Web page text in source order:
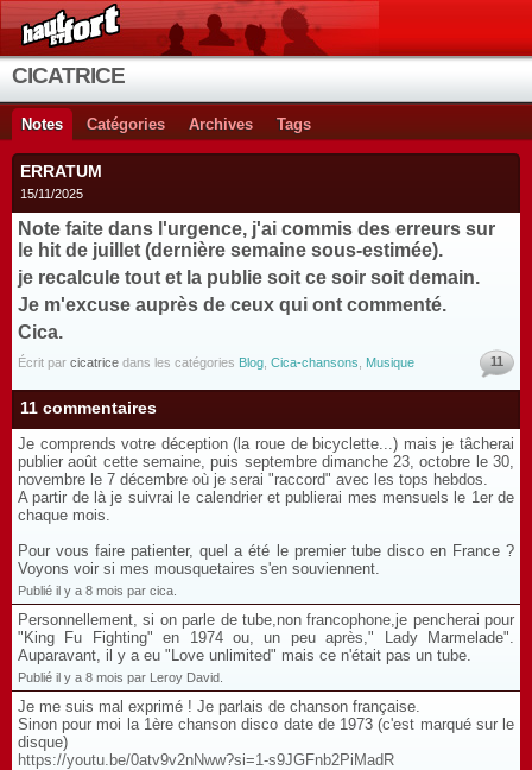
CICATRICE
Notes Catégories Archives Tags
ERRATUM
15/11/2025
Note faite dans l'urgence, j'ai commis des erreurs sur
le hit de juillet (dernière semaine sous-estimée).
je recalcule tout et la publie soit ce soir soit demain.
Je m'excuse auprès de ceux qui ont commenté.
Cica.
Écrit par cicatrice dans les catégories Blog Cica-chansons Musique 11
11 commentaires
Je comprends votre déception (la roue de bicyclette...) mais je tâcherai
publier août cette semaine, puis septembre dimanche 23, octobre le 30,
novembre le 7 décembre où je serai "raccord" avec les tops hebdos.
A partir de là je suivrai le calendrier et publierai mes mensuels le 1er de
chaque mois.
Pour vous faire patienter, quel a été le premier tube disco en France ?
Voyons voir si mes mousquetaires s'en souviennent.
Publié il y a 8 mois par cica.
Personnellement, si on parle de tube,non francophone,je pencherai pour
"King Fu Fighting" en 1974 ou, un peu après," Lady Marmelade".
Auparavant, il y a eu "Love unlimited" mais ce n'était pas un tube.
Publié il y a 8 mois par Leroy David.
Je me suis mal exprimé ! Je parlais de chanson française.
Sinon pour moi la 1ère chanson disco date de 1973 (c'est marqué sur le
disque)
https://youtu.be/0atv9v2nNww?si=1-s9JGFnb2PiMadR